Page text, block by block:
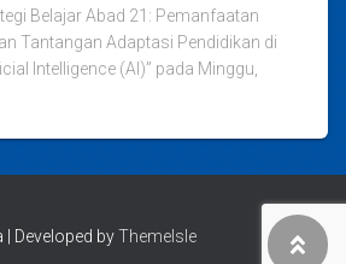
Belajar Abad 21: Pemanfaatan
Tantangan Adaptasi Pendidikan di
Intelligence (AI)” pada Minggu,
| Developed byThemeIsle